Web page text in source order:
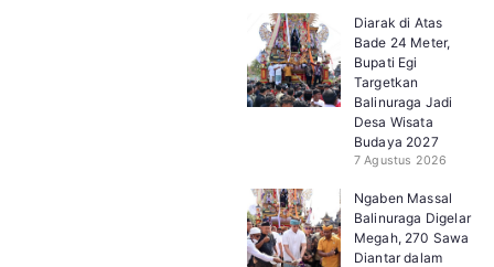
Diarak di Atas
Bade 24 Meter,
Bupati Egi
Targetkan
Balinuraga Jadi
Desa Wisata
Budaya 2027
7 Agustus 2026
Ngaben Massal
Balinuraga Digelar
Megah, 270 Sawa
Diantar dalam